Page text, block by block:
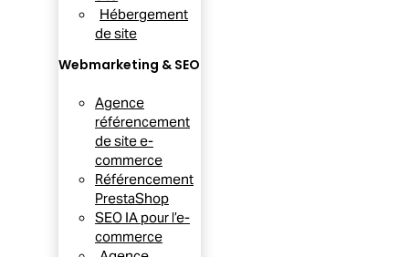
Hébergement
de site
Webmarketing & SEO
Agence
référencement
de site e-
commerce
Référencement
PrestaShop
SEO IA pour l’e-
commerce